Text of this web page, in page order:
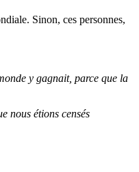
Sinon, ces personnes,
y gagnait, parce que la
nous étions censés